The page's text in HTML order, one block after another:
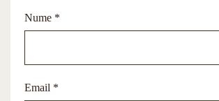
Nume *
Email *